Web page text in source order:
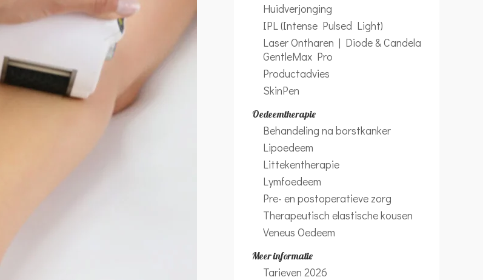
Huidverjonging
IPL (Intense Pulsed Light)
Laser Ontharen | Diode & Candela
GentleMax Pro
Productadvies
SkinPen
Oedeemtherapie
Behandeling na borstkanker
Lipoedeem
Littekentherapie
Lymfoedeem
Pre- en postoperatieve zorg
Therapeutisch elastische kousen
Veneus Oedeem
Meer informatie
Tarieven 2026